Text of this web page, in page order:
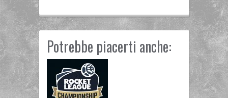
Potrebbe piacerti anche: